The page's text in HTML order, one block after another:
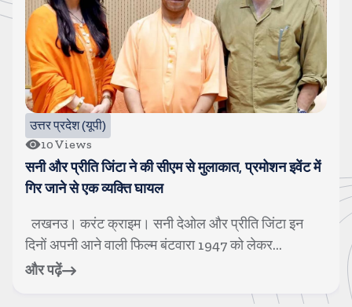
उत्तर प्रदेश (यूपी)
10Views
सनी और प्रीति जिंटा ने की सीएम से मुलाकात, प्रमोशन इवेंट में
गिर जाने से एक व्यक्ति घायल
लखनउ। करंट क्राइम। सनी देओल और प्रीति जिंटा इन
दिनों अपनी आने वाली फिल्म बंटवारा 1947 को लेकर...
और पढ़ें